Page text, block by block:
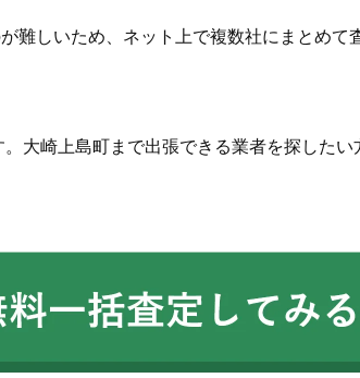
難しいため、ネット上で複数社にまとめ
大崎上島町まで出張できる業者を探した